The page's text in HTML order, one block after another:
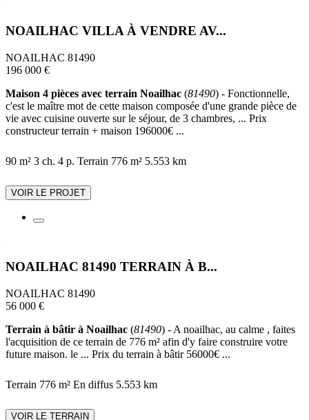
NOAILHAC VILLA À VENDRE AV...
NOAILHAC 81490
196 000 €
Maison 4 pièces avec terrain Noailhac (81490) - Fonctionnelle,
c'est le maître mot de cette maison composée d'une grande pièce de
vie avec cuisine ouverte sur le séjour, de 3 chambres, ... Prix
constructeur terrain + maison 196000€ ...
90 m² 3 ch. 4 p. Terrain 776 m² 5.553 km
VOIR LE PROJET
NOAILHAC 81490 TERRAIN À B...
NOAILHAC 81490
56 000 €
Terrain à bâtir à Noailhac (81490) - A noailhac, au calme , faites
l'acquisition de ce terrain de 776 m² afin d'y faire construire votre
future maison. le ... Prix du terrain à bâtir 56000€ ...
Terrain 776 m² En diffus 5.553 km
VOIR LE TERRAIN